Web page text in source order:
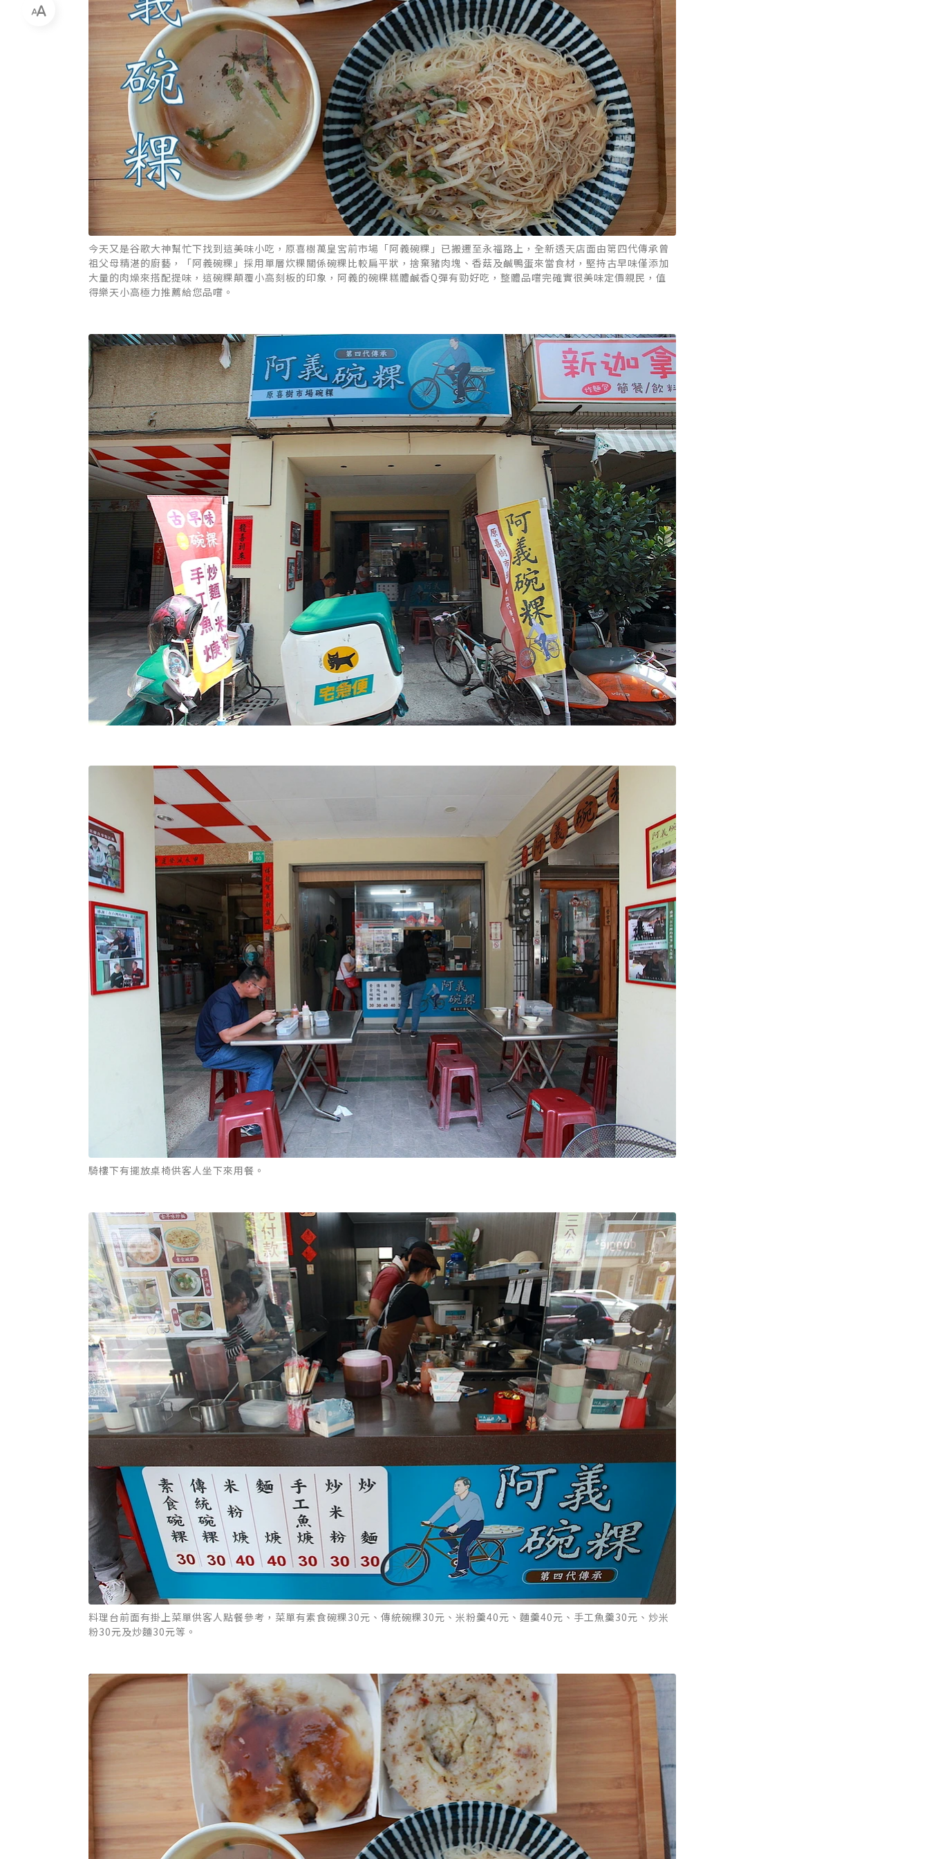
今天又是谷歌大神幫忙下找到這美味小吃，原喜樹萬皇宮前市場「阿義碗粿」已搬遷至永福路上，全新透天店面由第四代傳承曾
祖父母精湛的廚藝，「阿義碗粿」採用單層炊粿關係碗粿比較扁平狀，捨棄豬肉塊、香菇及鹹鴨蛋來當食材，堅持古早味僅添加
大量的肉燥來搭配提味，這碗粿顛覆小高刻板的印象，阿義的碗粿糕體鹹香Q彈有勁好吃，整體品嚐完確實很美味定價親民，值
得樂天小高極力推薦給您品嚐。
騎樓下有擺放桌椅供客人坐下來用餐。
料理台前面有掛上菜單供客人點餐參考，菜單有素食碗粿30元、傳統碗粿30元、米粉羹40元、麵羹40元、手工魚羹30元、炒米
粉30元及炒麵30元等。